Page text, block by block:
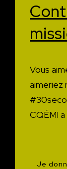
Vous
aimeriez
CQÉMI
Je